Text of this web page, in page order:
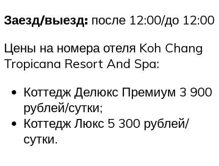
Заезд/выезд: после 12:00/до 12:00
Цены на номера отеля Koh Chang
Tropicana Resort And Spa:
Коттедж Делюкс Премиум 3 900
рублей/сутки;
Коттедж Люкс 5 300 рублей/
сутки.